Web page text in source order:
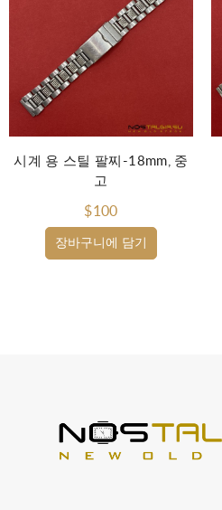
장바구니에 담기
시계 용 스틸 팔찌-18mm, 중
고
$100